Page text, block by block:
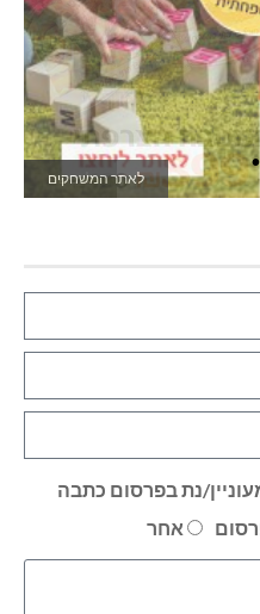
לאתר המשחקים
נת בפרסום כתבה
אחר